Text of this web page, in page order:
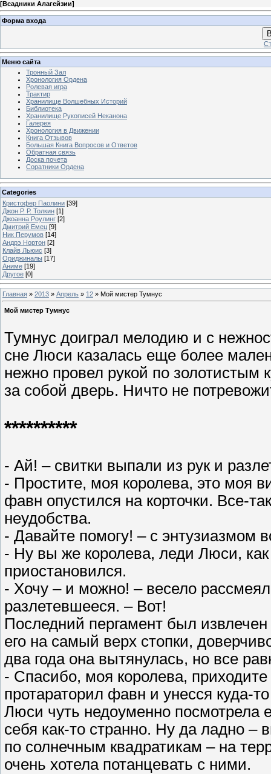
[Всадники Алагейзии]
Форма входа
Меню сайта
Тронный Зал
Хронология Ордена
Ролевая игра
Трактир
Хранилище Волшебных Историй
Библиотека
Хранилище Рукописей Неканона
Галерея
Хронология в Движении
Книга Отзывов
Большая Книга Вопросов и Ответов
Обратная связь
Доска почета
Соратники Ордена
Categories
Кристофер Паолини [39]
Джон Р. Р. Толкин [1]
Джоанна Роулинг [2]
Дмитрий Емец [9]
Ник Перумов [14]
Андрэ Нортон [2]
Клайв Льюис [3]
Ориджиналы [17]
Аниме [19]
Другое [0]
Главная » 2013 » Апрель » 12 » Мой мистер Тумнус
Мой мистер Тумнус
Тумнус доиграл мелодию и с
сне Люси казалась еще более
нежно провел рукой по золотистым
за собой дверь. Ничто не
**********
- Ай! – свитки выпали из рук и
- Простите, моя королева, это моя
фавн опустился на корточки. Все-
неудобства.
- Давайте помогу! – с энтузиазмом
- Ну вы же королева, леди Люси,
приостановился.
- Хочу – и можно! – весело
разлетевшееся. – Вот!
Последний пергамент был
его на самый верх стопки,
два года она вытянулась, но все
- Спасибо, моя королева,
протараторил фавн и унесся куда-
Люси чуть недоуменно посмотрела
себя как-то странно. Ну да ладно –
по солнечным квадратикам – на
очень хотела потанцевать с ними.